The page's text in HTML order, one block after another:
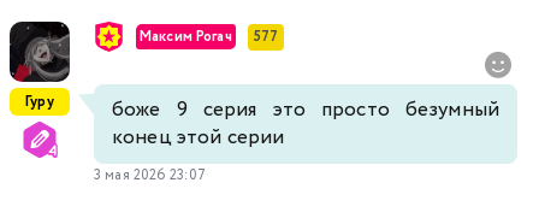
Гуру
Максим Рогач 577
боже 9 серия это просто безумный
конец этой серии
3 мая 2026 23:07